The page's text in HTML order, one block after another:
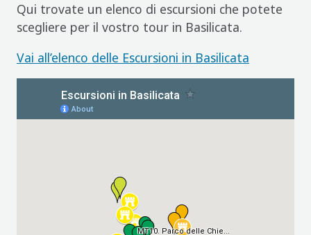
Qui trovate un elenco di escursioni che potete
scegliere per il vostro tour in Basilicata.
Vai all’elenco delle Escursioni in Basilicata